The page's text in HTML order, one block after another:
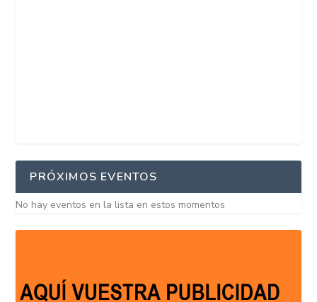
PRÓXIMOS EVENTOS
No hay eventos en la lista en estos momentos